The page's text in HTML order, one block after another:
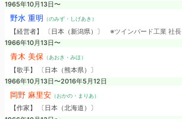
1965年10月13日〜
野水 重明 （のみず・しげあき）
【経営者】 〔日本（新潟県）〕 ※ツインバード工業 社長
1966年10月13日〜
青木 美保 （あおき・みほ）
【歌手】 〔日本（熊本県）〕
1966年10月13日〜2016年5月12日
岡野 麻里安（おかの・まりあ）
【作家】 〔日本（北海道）〕